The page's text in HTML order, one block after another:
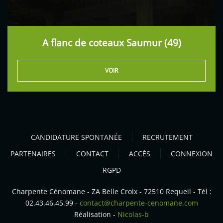
A flanc de coteaux Saumur (49)
VOIR
CANDIDATURE SPONTANÉE
RECRUTEMENT
PARTENAIRES
CONTACT ACCÈS
CONNEXION
RGPD
Charpente Cénomane - ZA Belle Croix - 72510 Requeil - Tél :
02.43.46.45.99 - contact@charpente-cenomane.com
Réalisation - Nicolas-b